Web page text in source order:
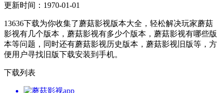
更新时间：1970-01-01
13636下载为你收集了蘑菇影视版本大全，轻松解决玩家蘑菇
影视有几个版本，蘑菇影视有多少个版本，蘑菇影视有哪些版
本等问题，同时还有蘑菇影视历史版本，蘑菇影视旧版等，方
便用户寻找旧版下载安装到手机。
下载列表